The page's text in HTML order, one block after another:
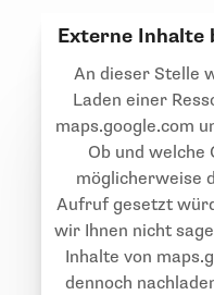
Externe Inhalte
An dieser Stelle
Laden einer
maps.google.com
Ob und welche
möglicherweise
Aufruf gesetzt
wir Ihnen nicht
Inhalte von
dennoch